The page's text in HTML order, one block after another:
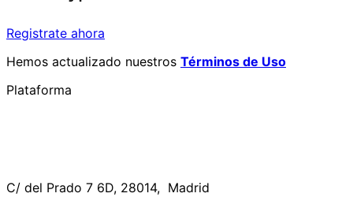
Registrate ahora
Hemos actualizado nuestros Términos de Uso
Plataforma
C/ del Prado 7 6D, 28014, Madrid